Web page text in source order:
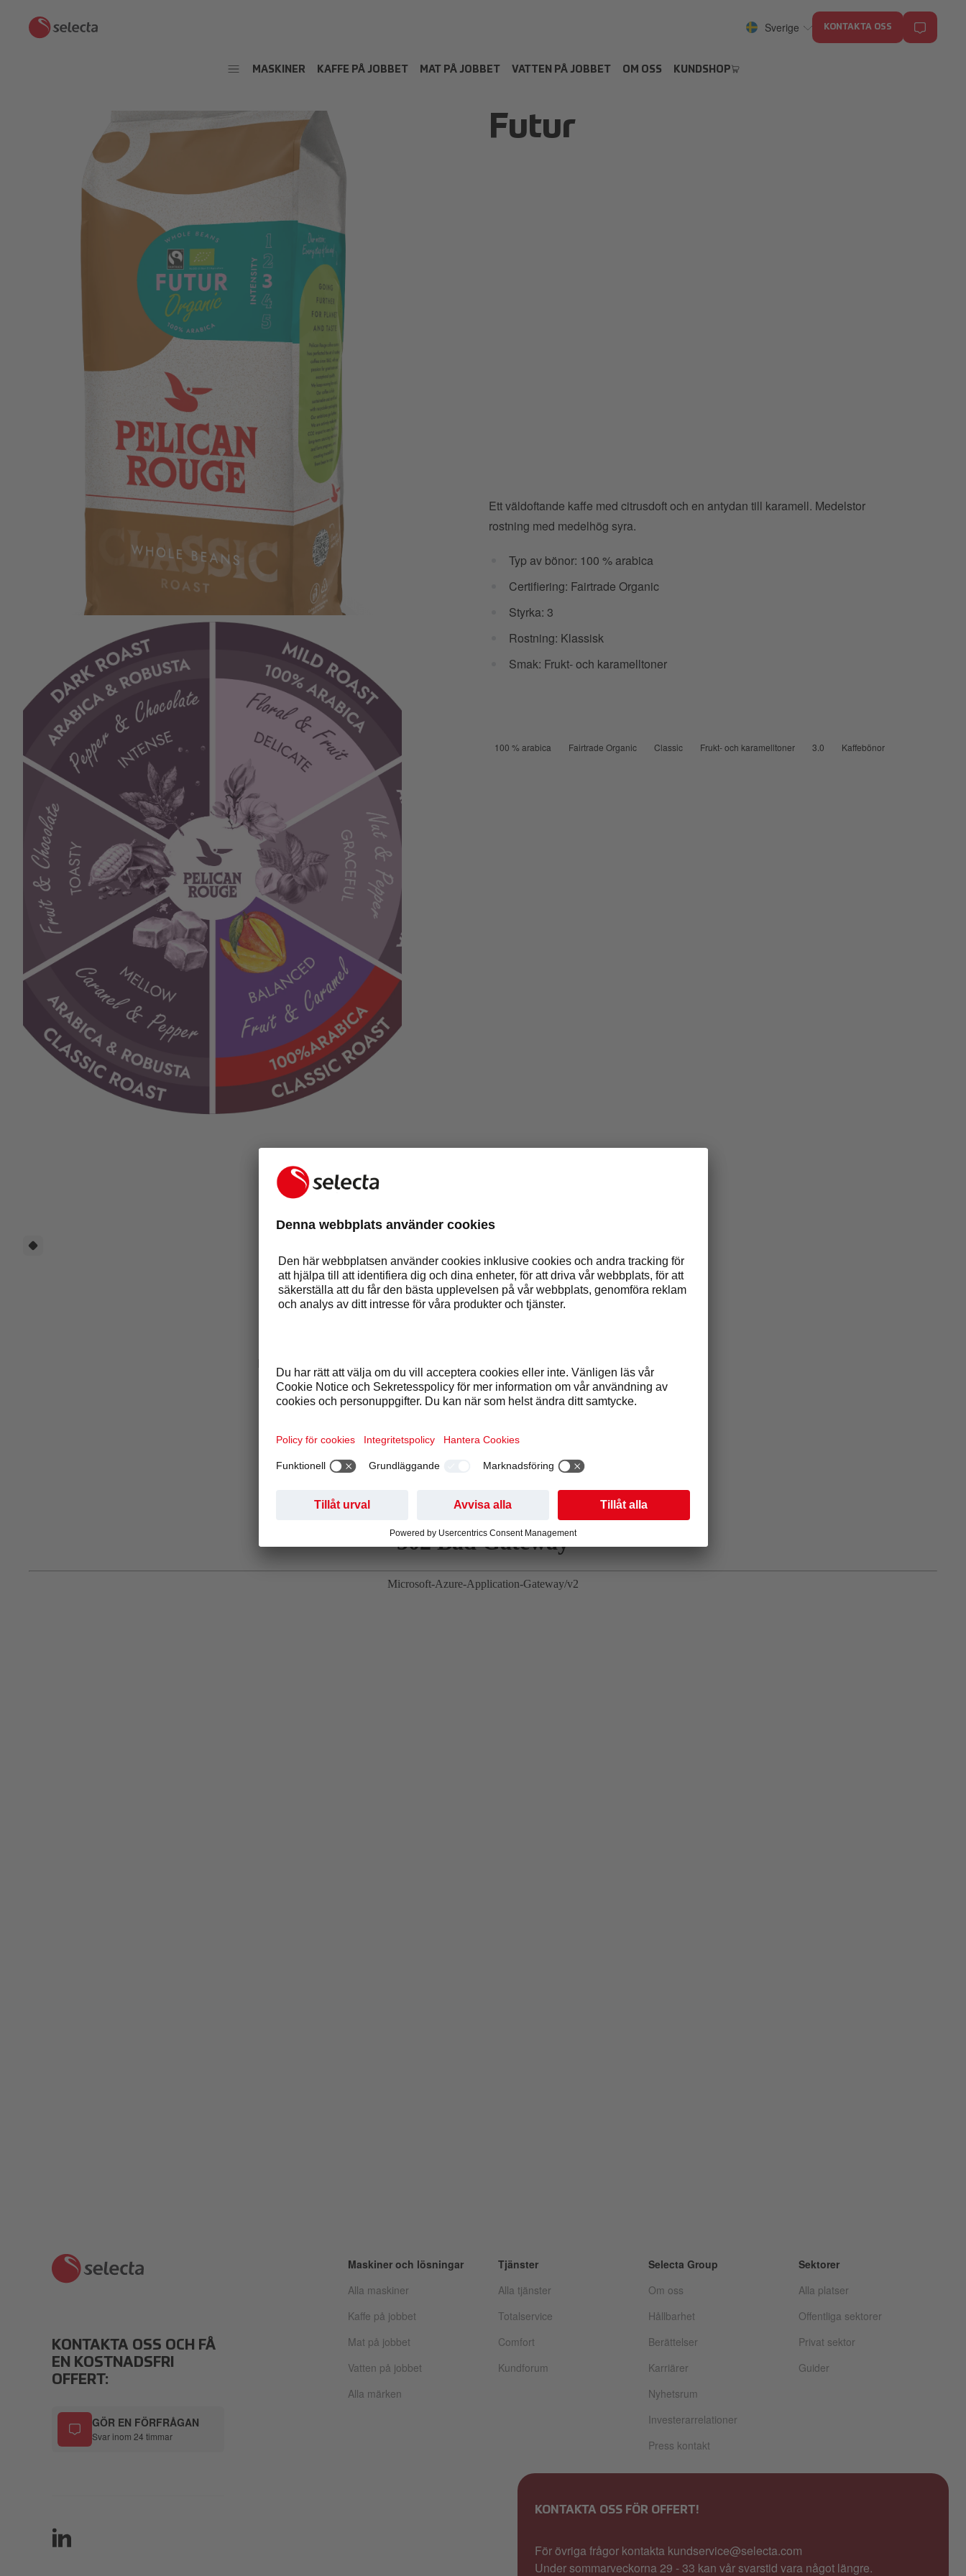
Sverige KONTAKTA OSS
MASKINER KAFFE PÅ JOBBET MAT PÅ JOBBET VATTEN PÅ JOBBET OM OSS KUNDSHOP
Packshot PR Beans Futur FTO 2850_Left_LR.png
Futur
Ett väldoftande kaffe med citrusdoft och en antydan till karamell. Medelstor
rostning med medelhög syra.
Typ av bönor: 100 % arabica
Certifiering: Fairtrade Organic
Styrka: 3
Rostning: Klassisk
Smak: Frukt- och karamelltoner
100 % arabica Fairtrade Organic Classic Frukt- och karamelltoner 3.0 Kaffebönor
URSPRUNG
Beroende på tillgången och kvaliteten på kaffebönorna kan vi ändra ursprungslandet.
KONTAKTA OSS OCH FÅ
EN KOSTNADSFRI
OFFERT:
GÖR EN FÖRFRÅGAN
Svar inom 24 timmar
Maskiner och lösningar
Alla maskiner
Kaffe på jobbet
Mat på jobbet
Vatten på jobbet
Alla märken
Tjänster
Alla tjänster
Totalservice
Comfort
Kundforum
Selecta Group
Om oss
Hållbarhet
Berättelser
Karriärer
Nyhetsrum
Investerarrelationer
Press kontakt
Sektorer
Alla platser
Offentliga sektorer
Privat sektor
Guider
KONTAKTA OSS FÖR OFFERT!
För övriga frågor kontakta kundservice@selecta.com
Under sommarveckorna 29 - 33 kan vår svarstid vara något längre.